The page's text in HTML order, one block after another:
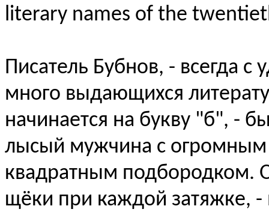
literary names of the
Писатель Бубнов, - всегда
много выдающихся
начинается на букву "б", -
лысый мужчина с огромным
квадратным подбородком.
щёки при каждой затяжке, -